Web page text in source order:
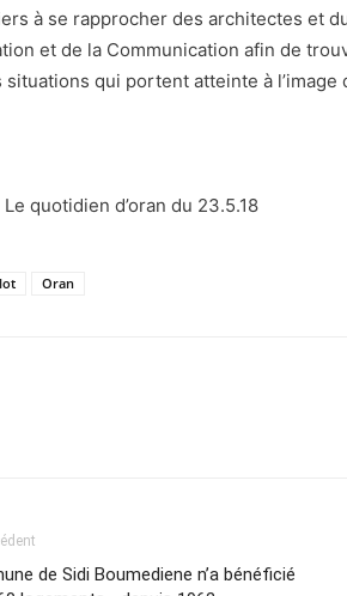
à se rapprocher des architectes et
et de la Communication afin de
situations qui portent atteinte à
quotidien d’oran du 23.5.18
lot Oran
de Sidi Boumediene n’a bénéficié